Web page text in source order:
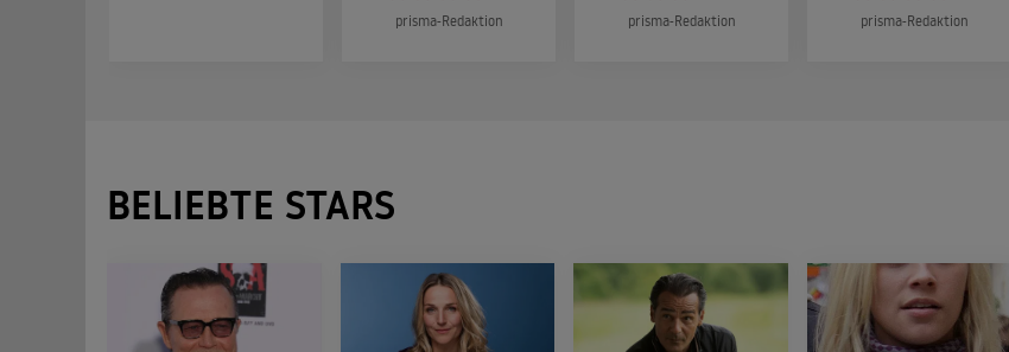
prisma-Redaktion prisma-Redaktion prisma-Redaktion
BELIEBTE STARS